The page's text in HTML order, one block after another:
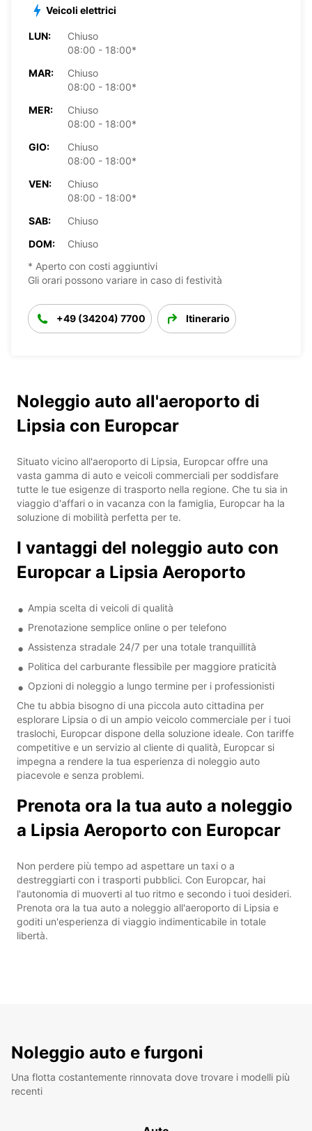
Veicoli elettrici
LUN:
Chiuso
08:00 - 18:00*
MAR:
Chiuso
08:00 - 18:00*
MER:
Chiuso
08:00 - 18:00*
GIO:
Chiuso
08:00 - 18:00*
VEN:
Chiuso
08:00 - 18:00*
SAB:
Chiuso
DOM:
Chiuso
* Aperto con costi aggiuntivi
Gli orari possono variare in caso di festività
+49 (34204) 7700 Itinerario
Noleggio auto all'aeroporto di
Lipsia con Europcar
Situato vicino all'aeroporto di Lipsia, Europcar offre una
vasta gamma di auto e veicoli commerciali per soddisfare
tutte le tue esigenze di trasporto nella regione. Che tu sia in
viaggio d'affari o in vacanza con la famiglia, Europcar ha la
soluzione di mobilità perfetta per te.
I vantaggi del noleggio auto con
Europcar a Lipsia Aeroporto
Ampia scelta di veicoli di qualità
Prenotazione semplice online o per telefono
Assistenza stradale 24/7 per una totale tranquillità
Politica del carburante flessibile per maggiore praticità
Opzioni di noleggio a lungo termine per i professionisti
Che tu abbia bisogno di una piccola auto cittadina per
esplorare Lipsia o di un ampio veicolo commerciale per i tuoi
traslochi, Europcar dispone della soluzione ideale. Con tariffe
competitive e un servizio al cliente di qualità, Europcar si
impegna a rendere la tua esperienza di noleggio auto
piacevole e senza problemi.
Prenota ora la tua auto a noleggio
a Lipsia Aeroporto con Europcar
Non perdere più tempo ad aspettare un taxi o a
destreggiarti con i trasporti pubblici. Con Europcar, hai
l'autonomia di muoverti al tuo ritmo e secondo i tuoi desideri.
Prenota ora la tua auto a noleggio all'aeroporto di Lipsia e
goditi un'esperienza di viaggio indimenticabile in totale
libertà.
Noleggio auto e furgoni
Una flotta costantemente rinnovata dove trovare i modelli più
recenti